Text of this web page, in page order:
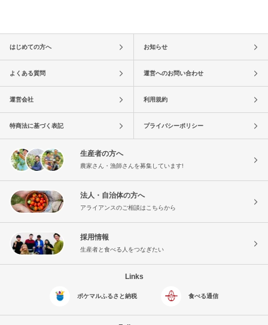
はじめての方へ お知らせ
よくある質問 運営へのお問い合わせ
運営会社 利用規約
特商法に基づく表記 プライバシーポリシー
生産者の方へ
農家さん・漁師さんを募集しています!
法人・自治体の方へ
アライアンスのご相談はこちらから
採用情報
生産者と食べる人をつなぎたい
Links
ポケマルふるさと納税 食べる通信